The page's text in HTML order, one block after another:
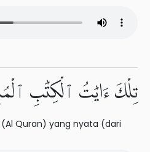
تِلْكَ ءَايَٰتُ ٱلْكِتَٰبِ
Quran) yang nyata (dari